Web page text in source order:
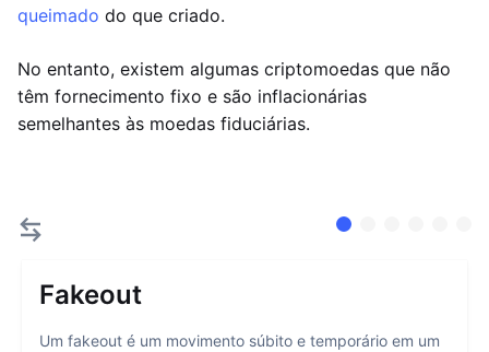
queimado do que criado.
No entanto, existem algumas criptomoedas que não
têm fornecimento fixo e são inflacionárias
semelhantes às moedas fiduciárias.
Fakeout
Um fakeout é um movimento súbito e temporário em um